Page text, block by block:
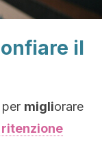
il
migliorare
ritenzione